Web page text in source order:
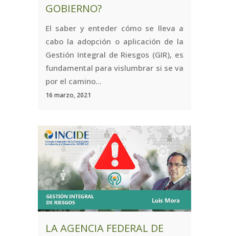
GOBIERNO?
El saber y enteder cómo se lleva a
cabo la adopción o aplicación de la
Gestión Integral de Riesgos (GIR), es
fundamental para vislumbrar si se va
por el camino...
16 marzo, 2021
LA AGENCIA FEDERAL DE